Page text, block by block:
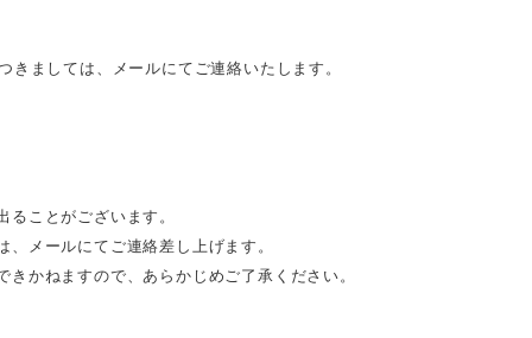
ましては、メールにてご連絡いたします。
ことがございます。
メールにてご連絡差し上げます。
かねますので、あらかじめご了承ください。